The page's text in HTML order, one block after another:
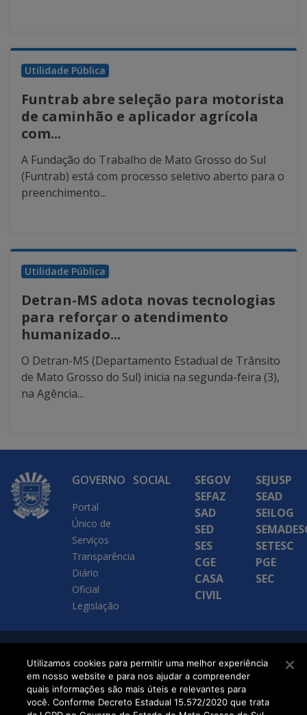
Utilidade Pública
Funtrab abre seleção para motorista
de caminhão e aplicador agrícola
com...
A Fundação do Trabalho de Mato Grosso do Sul
(Funtrab) está com processo seletivo aberto para o
preenchimento...
Utilidade Pública
Detran-MS adota novas tecnologias
para reforçar o atendimento
humanizado...
O Detran-MS (Departamento Estadual de Trânsito
de Mato Grosso do Sul) inicia na segunda-feira (3),
na Agência...
GOVERNO
Portal
Único de
Serviços
Transparência
Diário
Oficial
Legislação
SOCIAL
SEGOV
SEFAZ
SAD
SED
SES
CGE
CASA
CIVIL
SEJUSP
SEAD
SEILOG
SETESC
PGE
SEC
SETDIG | Secretaria-
Executiva de
Transformação Digital
Utilizamos cookies para permitir uma melhor experiência
em nosso website e para nos ajudar a compreender
quais informações são mais úteis e relevantes para
você. Conforme Decreto Estadual 15.572/2020 que trata